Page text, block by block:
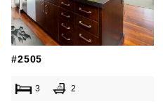
#2505
3 2